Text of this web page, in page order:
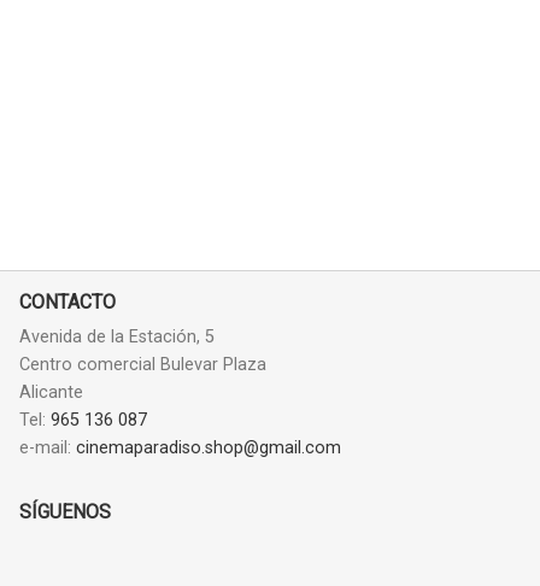
CONTACTO
Avenida de la Estación, 5
Centro comercial Bulevar Plaza
Alicante
Tel: 965 136 087
e-mail: cinemaparadiso.shop@gmail.com
SÍGUENOS